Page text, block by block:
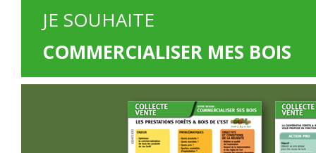
JE SOUHAITE
COMMERCIALISER MES BOIS